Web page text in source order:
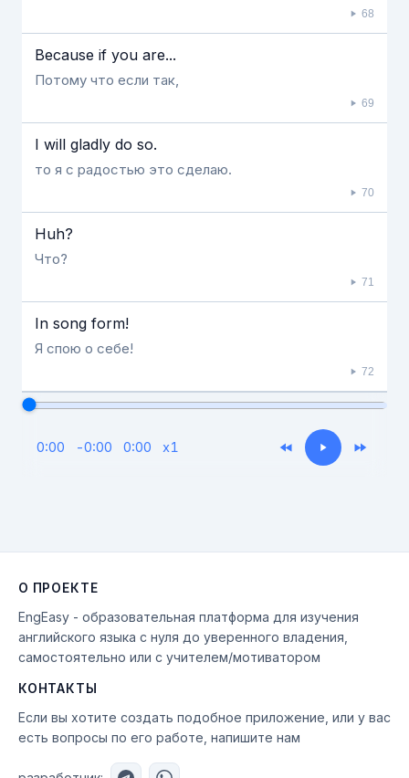
68
Because if you are...
Потому что если так,
69
I will gladly do so.
то я с радостью это сделаю.
70
Huh?
Что?
71
In song form!
Я спою о себе!
72
0:00 -0:00 0:00 x1
О ПРОЕКТЕ
EngEasy - образовательная платформа для изучения
английского языка с нуля до уверенного владения,
самостоятельно или с учителем/мотиватором
КОНТАКТЫ
Если вы хотите создать подобное приложение, или у вас
есть вопросы по его работе, напишите нам